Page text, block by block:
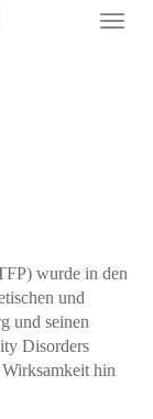
wurde in den
und
und seinen
Disorders
hin